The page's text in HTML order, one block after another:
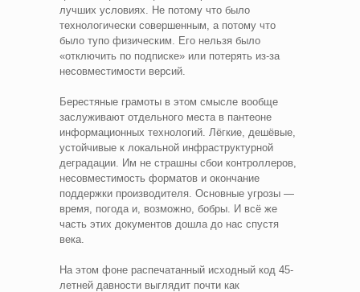
лучших условиях. Не потому что было
технологически совершенным, а потому что
было тупо физическим. Его нельзя было
«отключить по подписке» или потерять из-за
несовместимости версий.
Берестяные грамоты в этом смысле вообще
заслуживают отдельного места в пантеоне
информационных технологий. Лёгкие, дешёвые,
устойчивые к локальной инфраструктурной
деградации. Им не страшны сбои контроллеров,
несовместимость форматов и окончание
поддержки производителя. Основные угрозы —
время, погода и, возможно, бобры. И всё же
часть этих документов дошла до нас спустя
века.
На этом фоне распечатанный исходный код 45-
летней давности выглядит почти как